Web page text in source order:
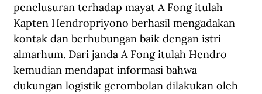
penelusuran terhadap mayat A Fong itulah
Kapten Hendropriyono berhasil mengadakan
kontak dan berhubungan baik dengan istri
almarhum. Dari janda A Fong itulah Hendro
kemudian mendapat informasi bahwa
dukungan logistik gerombolan dilakukan oleh